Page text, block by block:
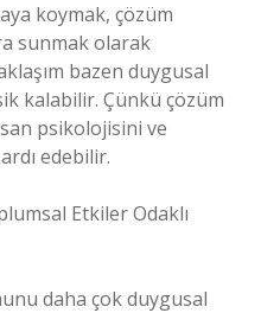
koymak, çözüm
sunmak olarak
bazen duygusal
kalabilir. Çünkü çözüm
psikolojisini ve
edebilir.
Etkiler Odaklı
daha çok duygusal